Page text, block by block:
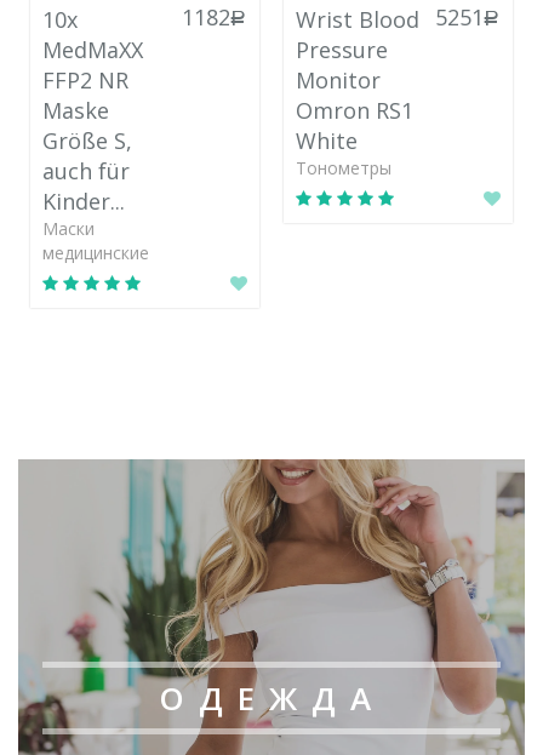
10x
MedMaXX
FFP2 NR
Maske
Größe S,
auch für
Kinder...
Маски
медицинские
1182руб.
Wrist Blood
Pressure
Monitor
Omron RS1
White
Тонометры
5251руб.
ОДЕЖДА